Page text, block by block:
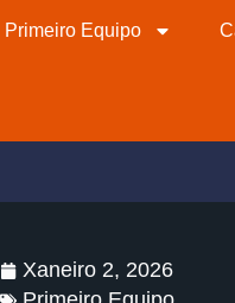
Primeiro Equipo
Xaneiro 2, 2026